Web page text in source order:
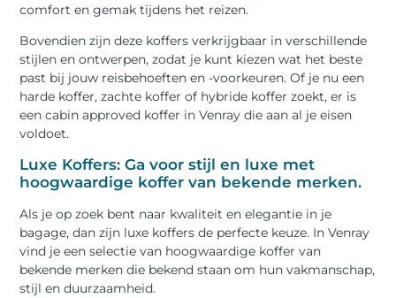
comfort en gemak tijdens het reizen.
Bovendien zijn deze koffers verkrijgbaar in verschillende
stijlen en ontwerpen, zodat je kunt kiezen wat het beste
past bij jouw reisbehoeften en -voorkeuren. Of je nu een
harde koffer, zachte koffer of hybride koffer zoekt, er is
een cabin approved koffer in Venray die aan al je eisen
voldoet.
Luxe Koffers: Ga voor stijl en luxe met
hoogwaardige koffer van bekende merken.
Als je op zoek bent naar kwaliteit en elegantie in je
bagage, dan zijn luxe koffers de perfecte keuze. In Venray
vind je een selectie van hoogwaardige koffer van
bekende merken die bekend staan om hun vakmanschap,
stijl en duurzaamheid.